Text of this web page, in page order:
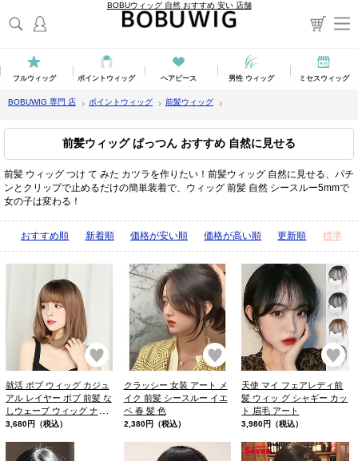
BOBUウィッグ 自然 おすすめ 安い 店舗
フルウィッグ ポイントウィッグ ヘアピース 男性 ウィッグ ミセスウィッグ
BOBUWIG 専門 店 ポイントウィッグ 前髪ウィッグ
前髪ウィッグ ぱっつん おすすめ 自然に見せる
前髪 ウィッグ つけ て みた カツラを作りたい！前髪ウィッグ 自然に見せる、パチ
ンとクリップで止めるだけの簡単装着で、ウィッグ 前髪 自然 シースルー5mmで
女の子は変わる！
表示順：おすすめ順 新着順 価格が安い順 価格が高い順 更新順 標準
お気に入り
就活 ボブ ウィッグ カジュ
アル レイヤー ボブ 前髪 な
しウェーブ ウィッグ ナチ
ュラルバング
3,680円（税込）
お気に入り
クラッシー 女装 アート メ
イク 前髪 シースルー イエ
ベ 春 髪 色
2,380円（税込）
お
天使 マイ フェアレディ前
髪 ウィッ グ シャギー カッ
ト 眉毛 アート
3,980円（税込）